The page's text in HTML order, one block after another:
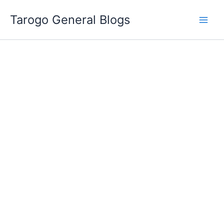
要
Tarogo General Blogs